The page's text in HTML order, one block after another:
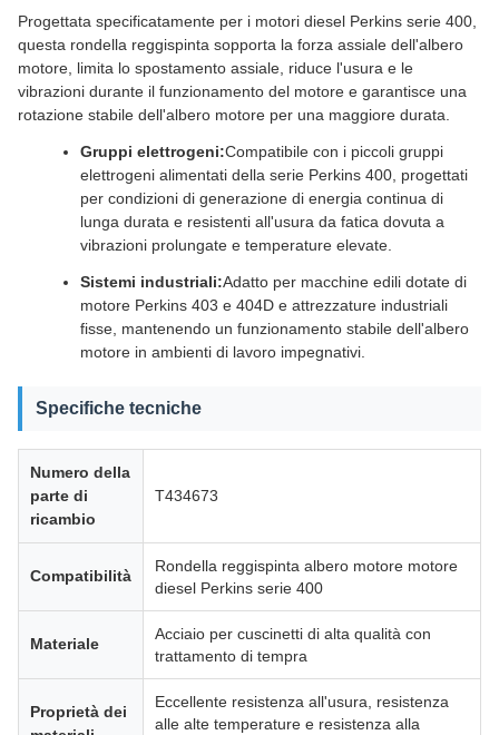
Progettata specificatamente per i motori diesel Perkins serie 400,
questa rondella reggispinta sopporta la forza assiale dell'albero
motore, limita lo spostamento assiale, riduce l'usura e le
vibrazioni durante il funzionamento del motore e garantisce una
rotazione stabile dell'albero motore per una maggiore durata.
Gruppi elettrogeni:Compatibile con i piccoli gruppi
elettrogeni alimentati della serie Perkins 400, progettati
per condizioni di generazione di energia continua di
lunga durata e resistenti all'usura da fatica dovuta a
vibrazioni prolungate e temperature elevate.
Sistemi industriali:Adatto per macchine edili dotate di
motore Perkins 403 e 404D e attrezzature industriali
fisse, mantenendo un funzionamento stabile dell'albero
motore in ambienti di lavoro impegnativi.
Specifiche tecniche
Numero della
parte di
ricambio
T434673
Compatibilità
Rondella reggispinta albero motore motore
diesel Perkins serie 400
Materiale
Acciaio per cuscinetti di alta qualità con
trattamento di tempra
Proprietà dei
Eccellente resistenza all'usura, resistenza
alle alte temperature e resistenza alla